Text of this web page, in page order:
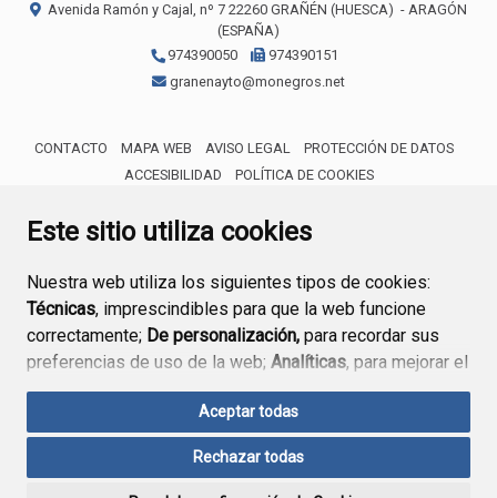
Este sitio utiliza cookies
Nuestra web utiliza los siguientes tipos de cookies:
Técnicas, imprescindibles para que la web funcione
correctamente; De personalización, para recordar sus
preferencias de uso de la web; Analíticas, para mejorar el
funcionamiento de la web y sus servicios.
Si acepta pulsando el botón“Aceptar todas”
consideramos que acepta su uso. Si pulsa el botón
Aceptar todas
Rechazar todas
Avenida Ramón y Cajal, nº 7 22260 GRAÑÉN (HUESCA) - ARAGÓN
(ESPAÑA)
974390050
974390151
granenayto@monegros.net
CONTACTO MAPA WEB AVISO LEGAL
PROTECCIÓN DE DATOS
ACCESIBILIDAD
POLÍTICA DE COOKIES